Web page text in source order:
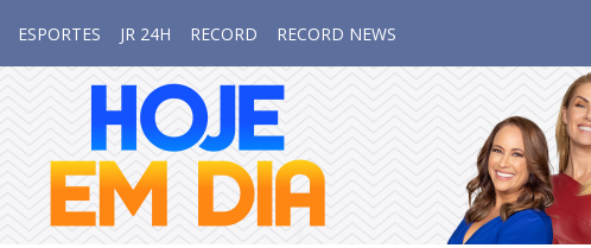
ESPORTES JR 24H RECORD RECORD NEWS